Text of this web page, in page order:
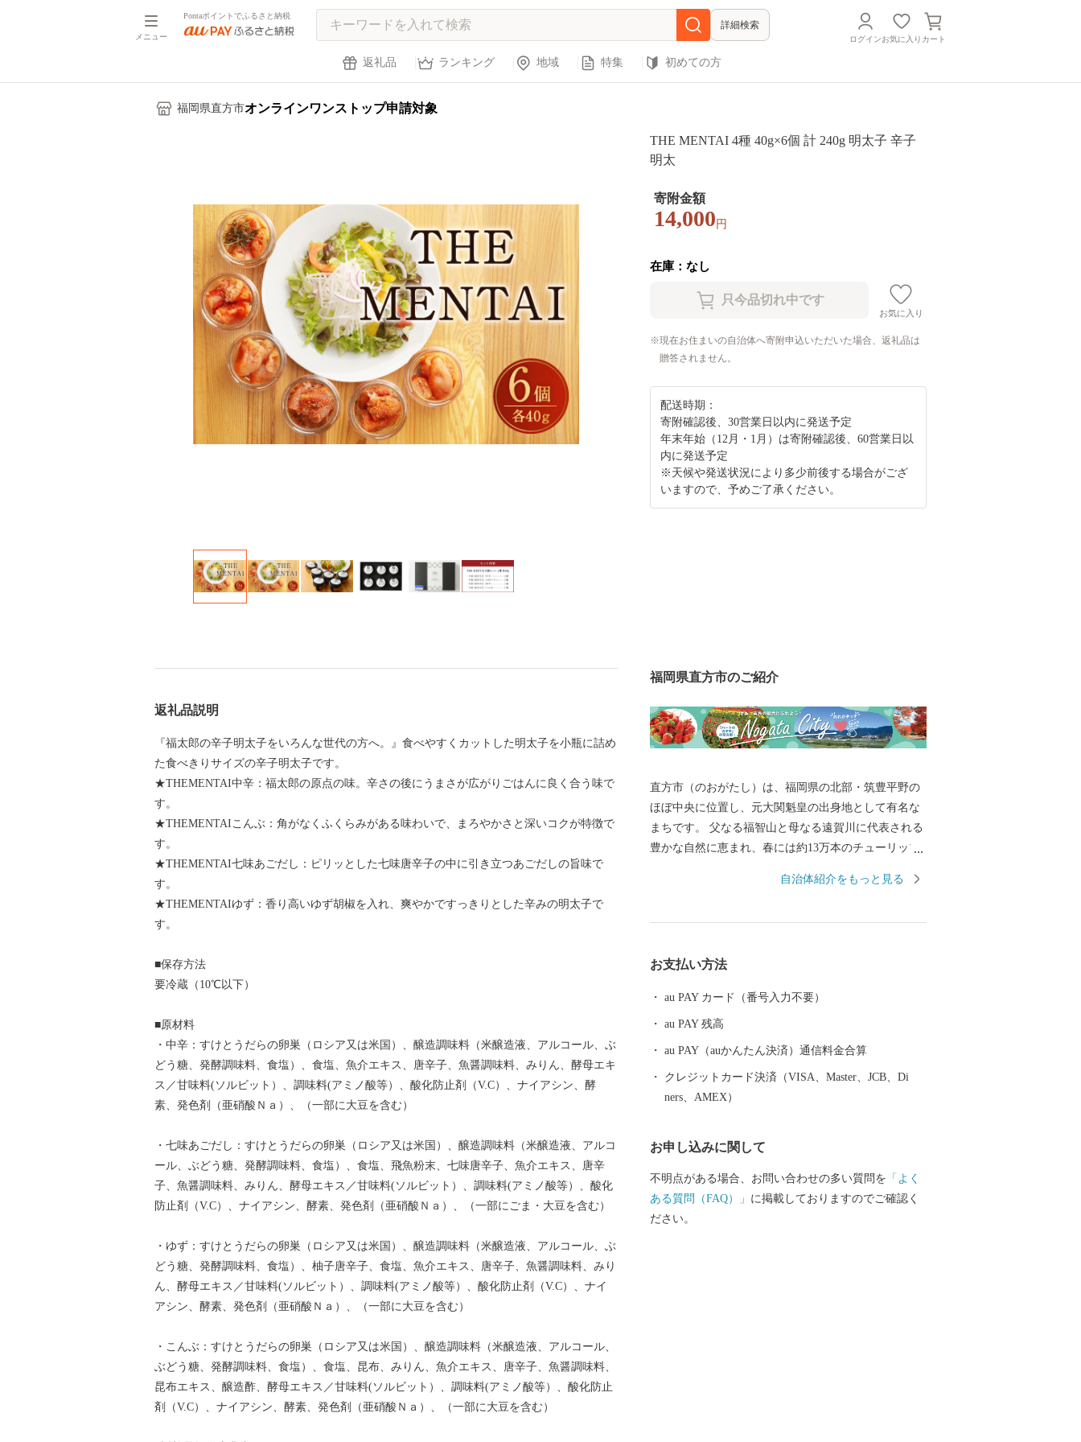
メニュー
Pontaポイントでふるさと納税
詳細検索
ログインお気に入り カート
返礼品 ランキング 地域 特集 初めての方
福岡県直方市オンラインワンストップ申請対象
THE MENTAI 4種 40g×6個 計 240g 明太子 辛子
明太
寄附金額
14,000 円
在庫：なし
お気に入り
現在お住まいの自治体へ寄附申込いただいた場合、返礼品は
贈答されません。
配送時期：
寄附確認後、30営業日以内に発送予定
年末年始（12月・1月）は寄附確認後、60営業日以
内に発送予定
※天候や発送状況により多少前後する場合がござ
いますので、予めご了承ください。
返礼品説明
『福太郎の辛子明太子をいろんな世代の方へ。』食べやすくカットした明太子を小瓶に詰め
た食べきりサイズの辛子明太子です。
★THEMENTAI中辛：福太郎の原点の味。辛さの後にうまさが広がりごはんに良く合う味で
す。
★THEMENTAIこんぶ：角がなくふくらみがある味わいで、まろやかさと深いコクが特徴で
す。
★THEMENTAI七味あごだし：ピリッとした七味唐辛子の中に引き立つあごだしの旨味で
す。
★THEMENTAIゆず：香り高いゆず胡椒を入れ、爽やかですっきりとした辛みの明太子で
す。
■保存方法
要冷蔵（10℃以下）
■原材料
・中辛：すけとうだらの卵巣（ロシア又は米国）、醸造調味料（米醸造液、アルコール、ぶ
どう糖、発酵調味料、食塩）、食塩、魚介エキス、唐辛子、魚醤調味料、みりん、酵母エキ
ス／甘味料(ソルビット）、調味料(アミノ酸等）、酸化防止剤（V.C）、ナイアシン、酵
素、発色剤（亜硝酸Ｎａ）、（一部に大豆を含む）
・七味あごだし：すけとうだらの卵巣（ロシア又は米国）、醸造調味料（米醸造液、アルコ
ール、ぶどう糖、発酵調味料、食塩）、食塩、飛魚粉末、七味唐辛子、魚介エキス、唐辛
子、魚醤調味料、みりん、酵母エキス／甘味料(ソルビット）、調味料(アミノ酸等）、酸化
防止剤（V.C）、ナイアシン、酵素、発色剤（亜硝酸Ｎａ）、（一部にごま・大豆を含む）
・ゆず：すけとうだらの卵巣（ロシア又は米国）、醸造調味料（米醸造液、アルコール、ぶ
どう糖、発酵調味料、食塩）、柚子唐辛子、食塩、魚介エキス、唐辛子、魚醤調味料、みり
ん、酵母エキス／甘味料(ソルビット）、調味料(アミノ酸等）、酸化防止剤（V.C）、ナイ
アシン、酵素、発色剤（亜硝酸Ｎａ）、（一部に大豆を含む）
・こんぶ：すけとうだらの卵巣（ロシア又は米国）、醸造調味料（米醸造液、アルコール、
ぶどう糖、発酵調味料、食塩）、食塩、昆布、みりん、魚介エキス、唐辛子、魚醤調味料、
昆布エキス、醸造酢、酵母エキス／甘味料(ソルビット）、調味料(アミノ酸等）、酸化防止
剤（V.C）、ナイアシン、酵素、発色剤（亜硝酸Ｎａ）、（一部に大豆を含む）
福岡県直方市のご紹介
直方市（のおがたし）は、福岡県の北部・筑豊平野の
ほぼ中央に位置し、元大関魁皇の出身地として有名な
まちです。 父なる福智山と母なる遠賀川に代表される
豊かな自然に恵まれ、春には約13万本のチューリップ
して、明治以降は石炭業や鉄工業で筑豊炭田の中心都
降、総務省によるふるさと納税の見直しにより、直方
自治体紹介をもっと見る
お支払い方法
au PAY カード（番号入力不要）
au PAY 残高
au PAY（auかんたん決済）通信料金合算
クレジットカード決済（VISA、Master、JCB、Di
ners、AMEX）
お申し込みに関して
不明点がある場合、お問い合わせの多い質問を 「よく
ある質問（FAQ）」 に掲載しておりますのでご確認く
ださい。